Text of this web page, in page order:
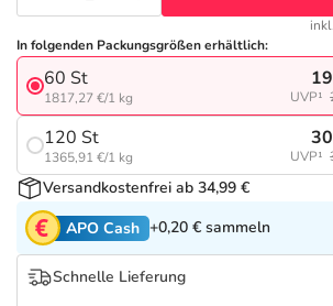
Tierapotheke
Vitamine & Mineralstoffe
Marken
Salus Deals
In folgenden Packungsgrößen erhältlich:
60 St
1817,27 €/1 kg UVP¹
120 St
1365,91 €/1 kg UVP¹
Versandkostenfrei ab 34,99 €
APO Cash +0,20 € sammeln
Schnelle Lieferung